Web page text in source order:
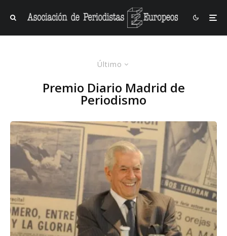
Último
Premio Diario Madrid de
Periodismo